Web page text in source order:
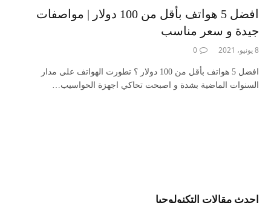
افضل 5 هواتف بأقل من 100 دولار | مواصفات
جيدة و سعر مناسب
8 يونيو، 2021 0
افضل 5 هواتف بأقل من 100 دولار ؟ تطورت الهواتف على مدار
السنوات الماضية بشدة و اصبحت تحاكي اجهزة الحواسيب…
احدث مقالات التكنولوجيا